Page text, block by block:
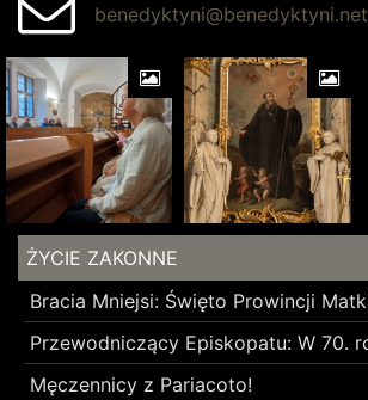
benedyktyni@benedyktyni.net
ŻYCIE ZAKONNE
Męczennicy z Pariacoto!